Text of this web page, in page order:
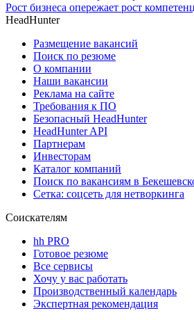
Рост бизнеса опережает рост
HeadHunter
Размещение вакансий
Поиск по резюме
О компании
Наши вакансии
Реклама на сайте
Требования к ПО
Безопасный HeadHunter
HeadHunter API
Партнерам
Инвесторам
Каталог компаний
Поиск по вакансиям в
Сетка: соцсеть для нетворкинга
Соискателям
hh PRO
Готовое резюме
Все сервисы
Хочу у вас работать
Производственный календарь
Экспертная рекомендация